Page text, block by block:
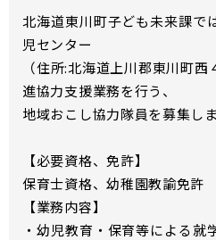
北海道東川町子ども未来課で
児センター
（住所:北海道上川郡東川町
進協力支援業務を行う、
地域おこし協力隊員を募集しま
【必要資格、免許】
保育士資格、幼稚園教諭免許
【業務内容】
・幼児教育・保育等による就